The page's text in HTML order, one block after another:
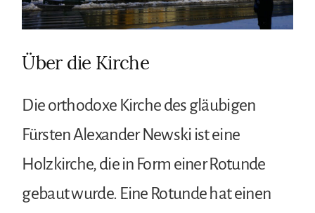
Über die Kirche
Die orthodoxe Kirche des gläubigen
Fürsten Alexander Newski ist eine
Holzkirche, die in Form einer Rotunde
gebaut wurde. Eine Rotunde hat einen